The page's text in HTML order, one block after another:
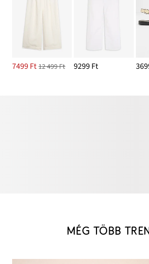
7499 Ft 12 499 Ft 9299 Ft
MÉG TÖBB